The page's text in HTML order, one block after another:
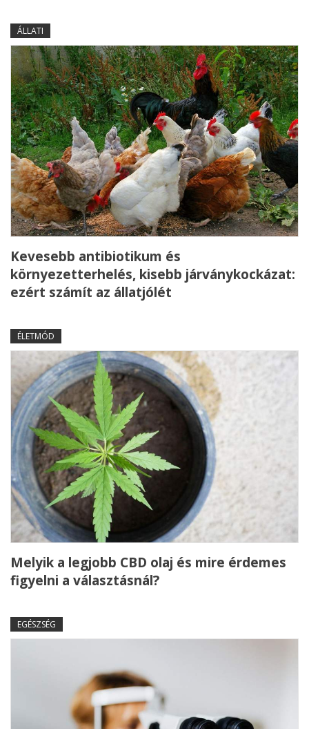
ÁLLATI
Kevesebb antibiotikum és
környezetterhelés, kisebb járványkockázat:
ezért számít az állatjólét
ÉLETMÓD
Melyik a legjobb CBD olaj és mire érdemes
figyelni a választásnál?
EGÉSZSÉG